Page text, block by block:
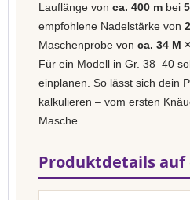
Lauflänge von ca. 400 m bei
empfohlene Nadelstärke von
Maschenprobe von ca. 34 M
Für ein Modell in Gr. 38–40
einplanen. So lässt sich dein
kalkulieren – vom ersten
Masche.
Produktdetails auf